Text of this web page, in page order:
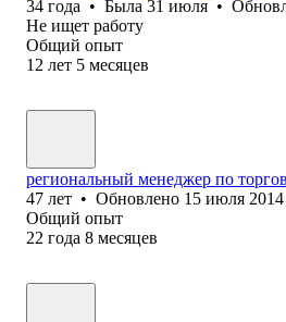
34 года • Была 31 июля •
Не ищет работу
Общий опыт
12 лет 5 месяцев
региональный менеджер по
47 лет • Обновлено 15 июля 2014
Общий опыт
22 года 8 месяцев